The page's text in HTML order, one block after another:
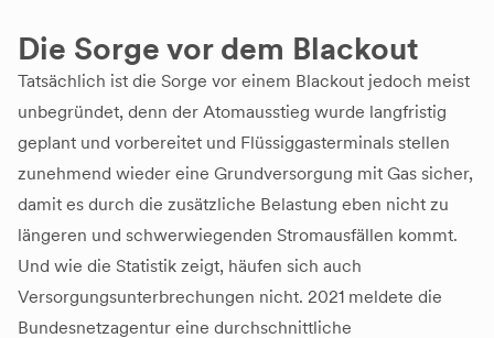
Die Sorge vor dem Blackout
Tatsächlich ist die Sorge vor einem Blackout jedoch meist
unbegründet, denn der Atomausstieg wurde langfristig
geplant und vorbereitet und Flüssiggasterminals stellen
zunehmend wieder eine Grundversorgung mit Gas sicher,
damit es durch die zusätzliche Belastung eben nicht zu
längeren und schwerwiegenden Stromausfällen kommt.
Und wie die Statistik zeigt, häufen sich auch
Versorgungsunterbrechungen nicht. 2021 meldete die
Bundesnetzagentur eine durchschnittliche